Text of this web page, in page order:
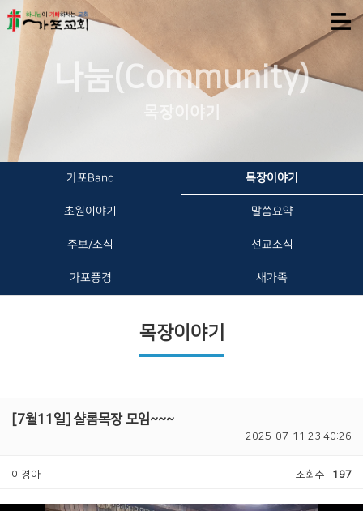
나눔(Community)
목장이야기
가포Band 목장이야기
초원이야기 말씀요약
주보/소식 선교소식
가포풍경 새가족
목장이야기
[7월11일] 샬롬목장 모임~~~
2025-07-11 23:40:26
이경아 조회수 197